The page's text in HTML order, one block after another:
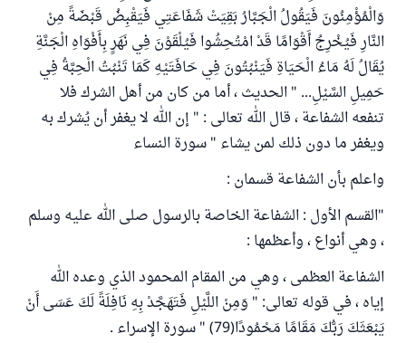
وَالْمُؤْمِنُونَ فَيَقُولُ الْجَبَّارُ بَقِيَتْ شَفَاعَتِي فَيَقْبِضُ قَبْضَةً مِنْ
النَّارِ فَيُخْرِجُ أَقْوَامًا قَدْ امْتُحِشُوا فَيُلْقَوْنَ فِي نَهَرٍ بِأَفْوَاهِ الْجَنَّةِ
يُقَالُ لَهُ مَاءُ الْحَيَاةِ فَيَنْبُتُونَ فِي حَافَتَيْهِ كَمَا تَنْبُتُ الْحِبَّةُ فِي
حَمِيلِ السَّيْلِ... " الحديث ، أما من كان من أهل الشرك فلا
تنفعه الشفاعة ، قال الله تعالى : " إن الله لا يغفر أن يُشرك به
ويغفر ما دون ذلك لمن يشاء " سورة النساء
واعلم بأن الشفاعة قسمان :
"القسم الأول : الشفاعة الخاصة بالرسول صلى الله عليه وسلم
، وهي أنواع ، وأعظمها :
الشفاعة العظمى ، وهي من المقام المحمود الذي وعده الله
إياه ، في قوله تعالى: " وَمِنْ اللَّيْلِ فَتَهَجَّدْ بِهِ نَافِلَةً لَكَ عَسَى أَنْ
يَبْعَثَكَ رَبُّكَ مَقَامًا مَحْمُودًا(79) " سورة الإسراء .